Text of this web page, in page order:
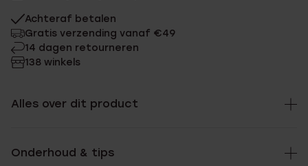
Achteraf betalen
Gratis verzending vanaf €49
14 dagen retourneren
138 winkels
Alles over dit product
Onderhoud & tips